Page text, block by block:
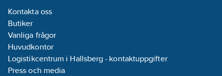
Kontakta oss
Butiker
Vanliga frågor
Huvudkontor
Logistikcentrum i Hallsberg - kontaktuppgifter
Press och media